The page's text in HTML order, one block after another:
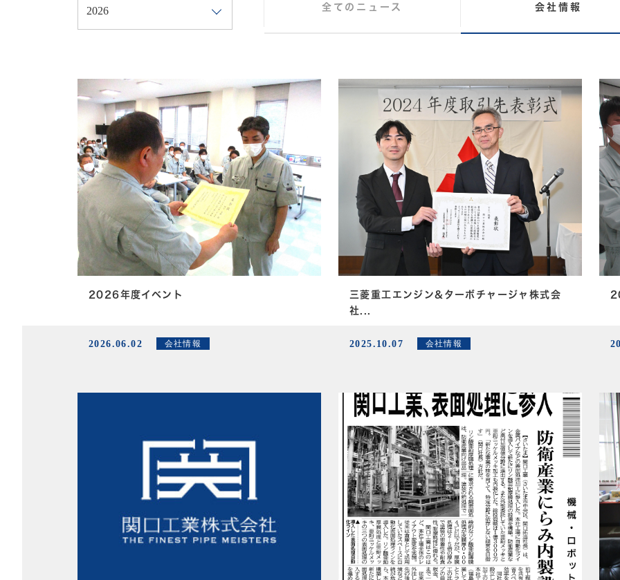
全てのニュース 会社情報
2026年度イベント
2026.06.02 会社情報
三菱重工エンジン&ターボチャージャ株式会
社...
2025.10.07 会社情報